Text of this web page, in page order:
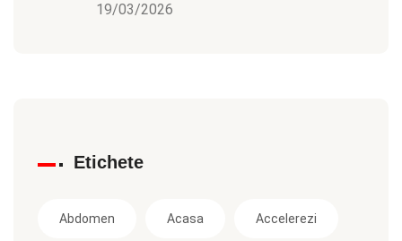
19/03/2026
Etichete
Abdomen Acasa Accelerezi